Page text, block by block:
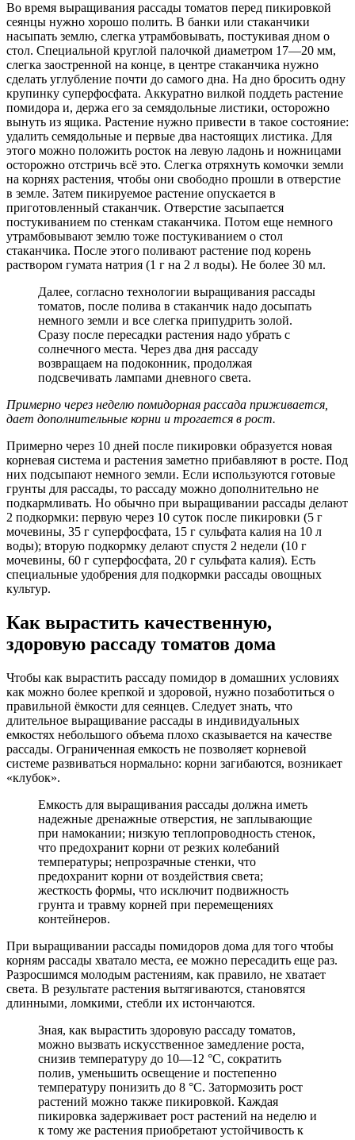
Во время выращивания рассады томатов перед пикировкой
сеянцы нужно хорошо полить. В банки или стаканчики
насыпать землю, слегка утрамбовывать, постукивая дном о
стол. Специальной круглой палочкой диаметром 17—20 мм,
слегка заостренной на конце, в центре стаканчика нужно
сделать углубление почти до самого дна. На дно бросить одну
крупинку суперфосфата. Аккуратно вилкой поддеть растение
помидора и, держа его за семядольные листики, осторожно
вынуть из ящика. Растение нужно привести в такое состояние:
удалить семядольные и первые два настоящих листика. Для
этого можно положить росток на левую ладонь и ножницами
осторожно отстричь всё это. Слегка отряхнуть комочки земли
на корнях растения, чтобы они свободно прошли в отверстие
в земле. Затем пикируемое растение опускается в
приготовленный стаканчик. Отверстие засыпается
постукиванием по стенкам стаканчика. Потом еще немного
утрамбовывают землю тоже постукиванием о стол
стаканчика. После этого поливают растение под корень
раствором гумата натрия (1 г на 2 л воды). Не более 30 мл.
Далее, согласно технологии выращивания рассады
томатов, после полива в стаканчик надо досыпать
немного земли и все слегка припудрить золой.
Сразу после пересадки растения надо убрать с
солнечного места. Через два дня рассаду
возвращаем на подоконник, продолжая
подсвечивать лампами дневного света.
Примерно через неделю помидорная рассада приживается,
дает дополнительные корни и трогается в рост.
Примерно через 10 дней после пикировки образуется новая
корневая система и растения заметно прибавляют в росте. Под
них подсыпают немного земли. Если используются готовые
грунты для рассады, то рассаду можно дополнительно не
подкармливать. Но обычно при выращивании рассады делают
2 подкормки: первую через 10 суток после пикировки (5 г
мочевины, 35 г суперфосфата, 15 г сульфата калия на 10 л
воды); вторую подкормку делают спустя 2 недели (10 г
мочевины, 60 г суперфосфата, 20 г сульфата калия). Есть
специальные удобрения для подкормки рассады овощных
культур.
Как вырастить качественную,
здоровую рассаду томатов дома
Чтобы как вырастить рассаду помидор в домашних условиях
как можно более крепкой и здоровой, нужно позаботиться о
правильной ёмкости для сеянцев. Следует знать, что
длительное выращивание рассады в индивидуальных
емкостях небольшого объема плохо сказывается на качестве
рассады. Ограниченная емкость не позволяет корневой
системе развиваться нормально: корни загибаются, возникает
«клубок».
Емкость для выращивания рассады должна иметь
надежные дренажные отверстия, не заплывающие
при намокании; низкую теплопроводность стенок,
что предохранит корни от резких колебаний
температуры; непрозрачные стенки, что
предохранит корни от воздействия света;
жесткость формы, что исключит подвижность
грунта и травму корней при перемещениях
контейнеров.
При выращивании рассады помидоров дома для того чтобы
корням рассады хватало места, ее можно пересадить еще раз.
Разросшимся молодым растениям, как правило, не хватает
света. В результате растения вытягиваются, становятся
длинными, ломкими, стебли их истончаются.
Зная, как вырастить здоровую рассаду томатов,
можно вызвать искусственное замедление роста,
снизив температуру до 10—12 °С, сократить
полив, уменьшить освещение и постепенно
температуру понизить до 8 °С. Затормозить рост
растений можно также пикировкой. Каждая
пикировка задерживает рост растений на неделю и
к тому же растения приобретают устойчивость к